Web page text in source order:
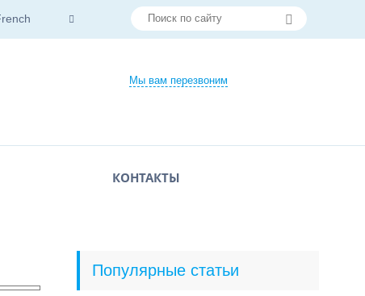
Мы вам перезвоним
КОНТАКТЫ
Популярные статьи